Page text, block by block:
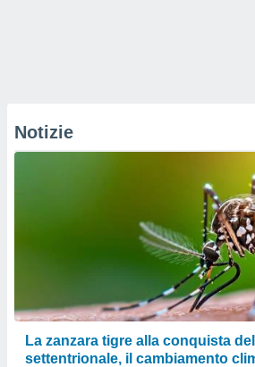
Notizie
La zanzara tigre alla conquista
settentrionale, il cambiamento